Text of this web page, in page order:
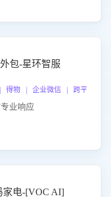
包-星环智服
物 | 企业微信 | 跨平台
业响应
家电-[VOC AI]